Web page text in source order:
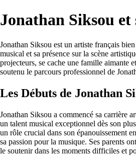
Jonathan Siksou
Jonathan Siksou est un artiste français
musical et sa présence sur la scène
projecteurs, se cache une famille aimante
soutenu le parcours professionnel de
Les Débuts de Jonathan
Jonathan Siksou a commencé sa carrière
un talent musical exceptionnel dès son
un rôle crucial dans son épanouissement
sa passion pour la musique. Ses parents
le soutenir dans les moments difficiles et